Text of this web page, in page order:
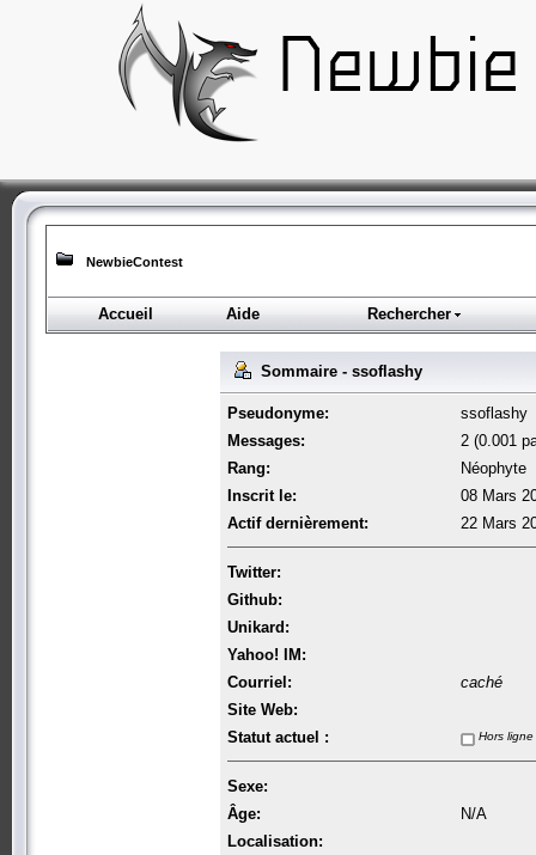
NewbieContest
Accueil Aide Rechercher
Sommaire - ssoflashy
Pseudonyme:
ssoflashy
Messages:
2 (0.001
Rang:
Néophyte
Inscrit le:
08 Mars
Actif dernièrement:
22 Mars
Twitter:
Github:
Unikard:
Yahoo! IM:
Courriel:
caché
Site Web:
Statut actuel :
Hors ligne
Sexe:
Âge:
N/A
Localisation: